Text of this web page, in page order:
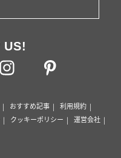
US!
おすすめ記事
利用規約
クッキーポリシー
運営会社